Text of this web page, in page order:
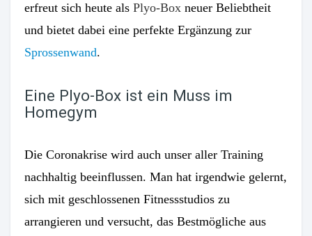
erfreut sich heute als Plyo-Box neuer Beliebtheit
und bietet dabei eine perfekte Ergänzung zur
Sprossenwand.
Eine Plyo-Box ist ein Muss im
Homegym
Die Coronakrise wird auch unser aller Training
nachhaltig beeinflussen. Man hat irgendwie gelernt,
sich mit geschlossenen Fitnessstudios zu
arrangieren und versucht, das Bestmögliche aus